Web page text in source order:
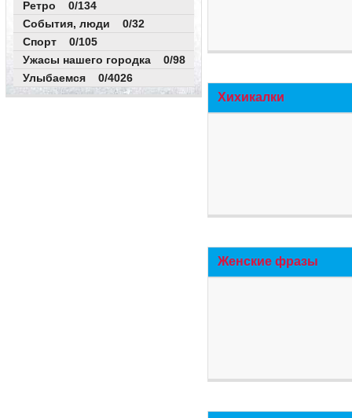
Ретро 0/134
События, люди 0/32
Спорт 0/105
Ужасы нашего городка 0/98
Улыбаемся 0/4026
Хихикалки
Женские фразы